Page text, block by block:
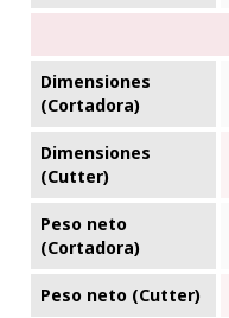
Dimensiones
(Cortadora)
Dimensiones
(Cutter)
Peso neto
(Cortadora)
Peso neto (Cutter)